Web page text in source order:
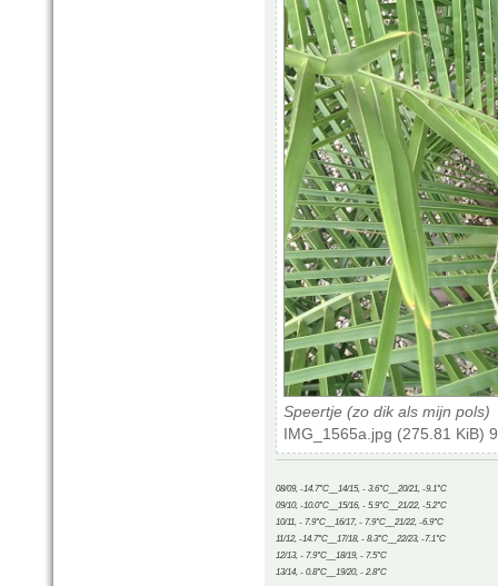
Speertje (zo dik als mijn pols)
IMG_1565a.jpg (275.81 KiB)
08/09, -14.7°C__14/15, - 3.6°C__20/21, -9.1°C
09/10, -10.0°C__15/16, - 5.9°C__21/22, -5.2°C
10/11, - 7.9°C__16/17, - 7.9°C__21/22, -6.9°C
11/12, -14.7°C__17/18, - 8.3°C__22/23, -7.1°C
12/13, - 7.9°C__18/19, - 7.5°C
13/14, - 0.8°C__19/20, - 2.8°C